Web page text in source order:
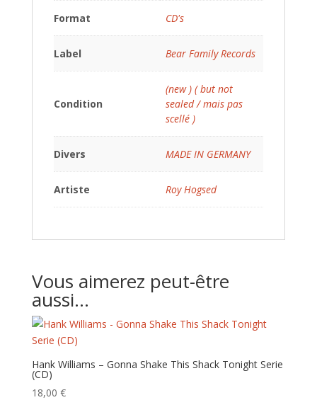
Format CD's
Label Bear Family Records
Condition
(new ) ( but not
sealed / mais pas
scellé )
Divers MADE IN GERMANY
Artiste Roy Hogsed
Vous aimerez peut-être
aussi…
Hank Williams – Gonna Shake This Shack Tonight Serie
(CD)
18,00 €